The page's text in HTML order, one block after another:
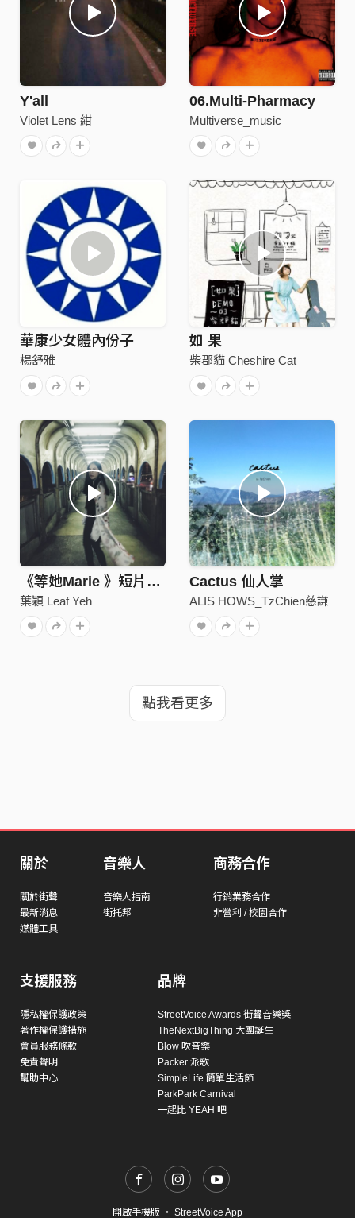
Y'all
Violet Lens 紺
06.Multi-Pharmacy
Multiverse_music
華康少女體內份子
楊舒雅
如 果
柴郡貓 Cheshire Cat
《等她Marie 》短片主題曲版
葉穎 Leaf Yeh
Cactus 仙人掌
ALIS HOWS_TzChien慈謙
點我看更多
關於
關於街聲
最新消息
媒體工具
音樂人
音樂人指南
街托邦
商務合作
行銷業務合作
非營利 / 校園合作
支援服務
隱私權保護政策
著作權保護措施
會員服務條款
免責聲明
幫助中心
品牌
StreetVoice Awards 街聲音樂獎
TheNextBigThing 大團誕生
Blow 吹音樂
Packer 派歌
SimpleLife 簡單生活節
ParkPark Carnival
一起比 YEAH 吧
開啟手機版 ・ StreetVoice App